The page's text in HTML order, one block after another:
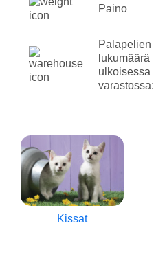
Paino
Palapelien
lukumäärä
ulkoisessa
varastossa:
Kissat